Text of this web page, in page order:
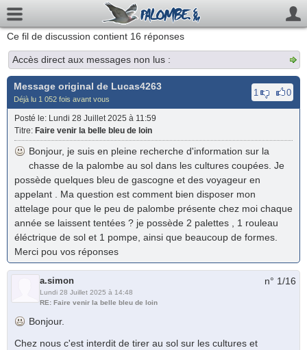
Ce fil de discussion contient 16 réponses
Accès direct aux messages non lus :
Message original de Lucas4263
Déjà lu 1 052 fois avant vous
1 0
Posté le: Lundi 28 Juillet 2025 à 11:59
Titre: Faire venir la belle bleu de loin
Bonjour, je suis en pleine recherche d'information sur la
chasse de la palombe au sol dans les cultures coupées. Je
possède quelques bleu de gascogne et des voyageur en
appelant . Ma question est comment bien disposer mon
attelage pour que le peu de palombe présente chez moi chaque
année se laissent tentées ? je possède 2 palettes , 1 rouleau
éléctrique de sol et 1 pompe, ainsi que beaucoup de formes.
Merci pou vos réponses
a.simon
Lundi 28 Juillet 2025 à 14:48
RE: Faire venir la belle bleu de loin
n° 1/16
Bonjour.
Chez nous c'est interdit de tirer au sol sur les cultures et